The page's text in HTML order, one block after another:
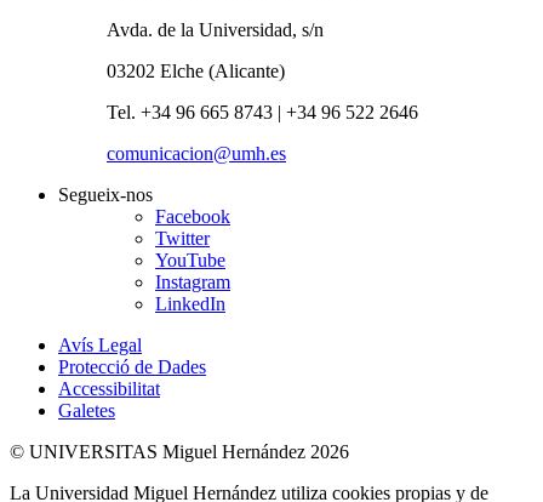
Avda. de la Universidad, s/n
03202 Elche (Alicante)
Tel. +34 96 665 8743 | +34 96 522 2646
comunicacion@umh.es
Segueix-nos
Facebook
Twitter
YouTube
Instagram
LinkedIn
Avís Legal
Protecció de Dades
Accessibilitat
Galetes
© UNIVERSITAS Miguel Hernández 2026
La Universidad Miguel Hernández utiliza cookies propias y de